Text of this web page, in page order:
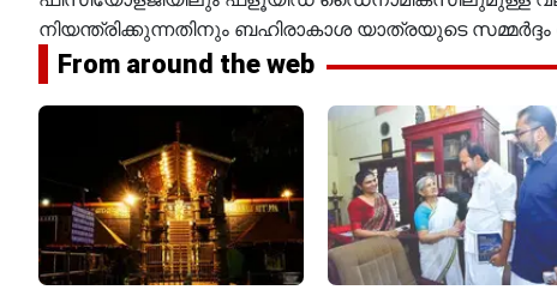
നിയന്ത്രിക്കുന്നതിനും ബഹിരാകാശ യാത്രയുടെ സമ്മർദ്ദം
From around the web